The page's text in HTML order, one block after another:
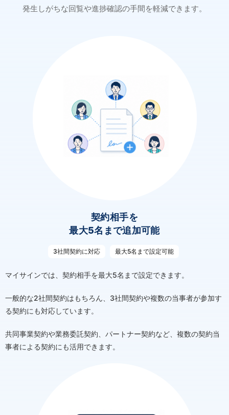
発生しがちな回覧や進捗確認の手間を軽減できます。
契約相手を
最大5名まで追加可能
3社間契約に対応 最大5名まで設定可能
マイサインでは、契約相手を最大5名まで設定できます。
一般的な2社間契約はもちろん、3社間契約や複数の当事者が参加す
る契約にも対応しています。
共同事業契約や業務委託契約、パートナー契約など、複数の契約当
事者による契約にも活用できます。